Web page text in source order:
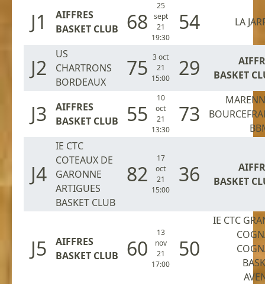
J1
AIFFRES
BASKET CLUB
68
25
sept
21
19:30
54 LA
J2
US
CHARTRONS
BORDEAUX
75 3 oct
21
15:00
29
BASKET
J3
AIFFRES
BASKET CLUB
55
10
oct
21
13:30
73
J4
IE CTC
COTEAUX DE
GARONNE
ARTIGUES
BASKET CLUB
82
17
oct
21
15:00
36
BASKET
J5
AIFFRES
BASKET CLUB
60
13
nov
21
17:00
50
IE CTC